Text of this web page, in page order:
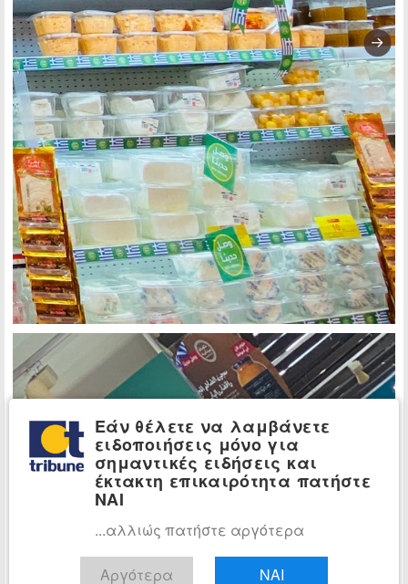
Εάν θέλετε να λαμβάνετε
ειδοποιήσεις μόνο για
σημαντικές ειδήσεις και
έκτακτη επικαιρότητα πατήστε
ΝΑΙ
...αλλιώς πατήστε αργότερα
Αργότερα ΝΑΙ